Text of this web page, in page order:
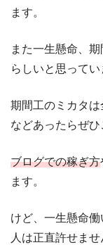
ます。
また一生懸命、
らしいと思ってい
期間工のミカタ
などあったらぜひ
ブログでの稼ぎ方
ます。
けど、一生懸命
人は正直許せませ